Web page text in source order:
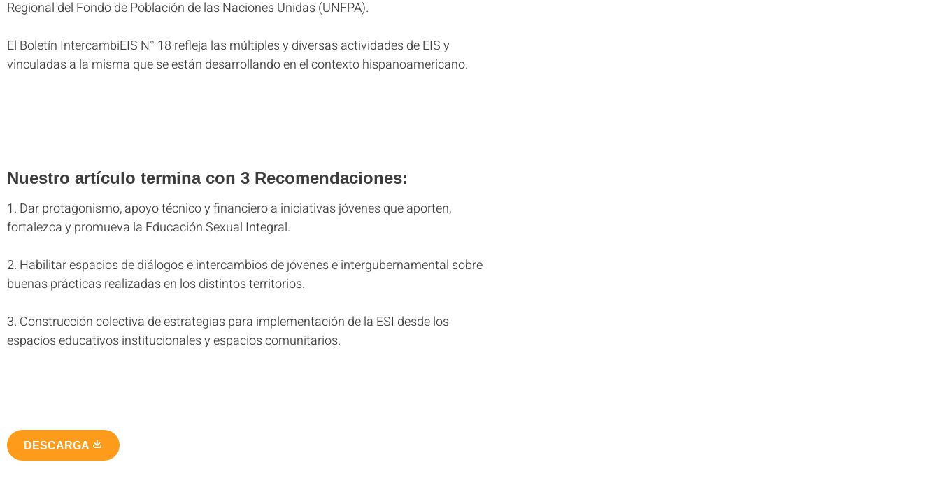
Regional del Fondo de Población de las Naciones Unidas (UNFPA).
El Boletín IntercambiEIS N° 18 refleja las múltiples y diversas actividades de EIS y
vinculadas a la misma que se están desarrollando en el contexto hispanoamericano.
Nuestro artículo termina con 3 Recomendaciones:
1. Dar protagonismo, apoyo técnico y financiero a iniciativas jóvenes que aporten,
fortalezca y promueva la Educación Sexual Integral.
2. Habilitar espacios de diálogos e intercambios de jóvenes e intergubernamental sobre
buenas prácticas realizadas en los distintos territorios.
3. Construcción colectiva de estrategias para implementación de la ESI desde los
espacios educativos institucionales y espacios comunitarios.
DESCARGA